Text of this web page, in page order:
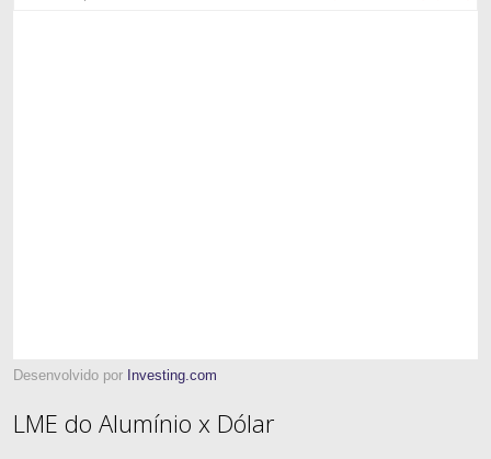
Desenvolvido por Investing.com
LME do Alumínio x Dólar